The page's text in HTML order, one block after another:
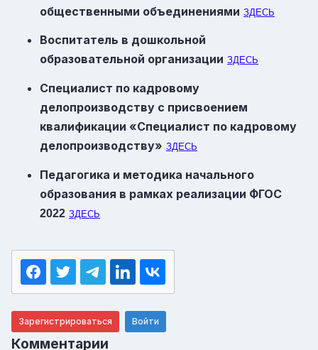
общественными объединениями ЗДЕСЬ
Воспитатель в дошкольной
образовательной организации ЗДЕСЬ
Специалист по кадровому
делопроизводству с присвоением
квалификации «Специалист по кадровому
делопроизводству» ЗДЕСЬ
Педагогика и методика начального
образования в рамках реализации ФГОС
2022 ЗДЕСЬ
Зарегистрироваться Войти
Комментарии